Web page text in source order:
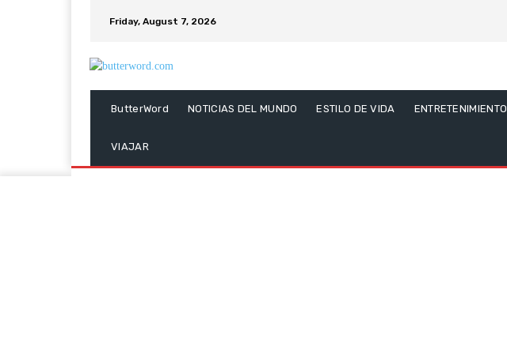
Friday, August 7, 2026
ButterWord NOTICIAS DEL MUNDO ESTILO DE VIDA ENTRETENIMIENTO
VIAJAR